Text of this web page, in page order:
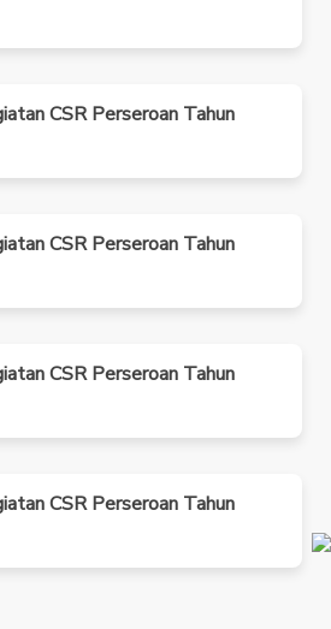
CSR Perseroan Tahun
CSR Perseroan Tahun
CSR Perseroan Tahun
CSR Perseroan Tahun